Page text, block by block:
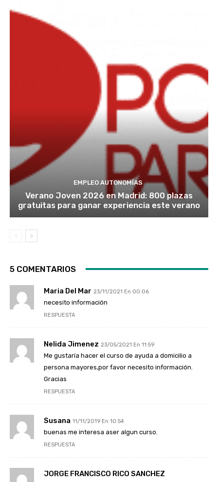
EMPLEO AUTONOMÍAS
Verano Joven 2026 en Madrid: 800 plazas
gratuitas para ganar experiencia este verano
5 COMENTARIOS
Maria Del Mar 23/11/2021 En 00:06
necesito información
RESPUESTA
Nelida Jimenez 23/05/2021 En 11:59
Me gustaría hacer el curso de ayuda a domicilio a
persona mayores,por favor necesito información.
Gracias
RESPUESTA
Susana 11/11/2019 En 10:54
buenas me interesa aser algun curso.
RESPUESTA
JORGE FRANCISCO RICO SANCHEZ